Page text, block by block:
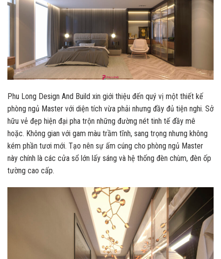
Phu Long Design And Build xin giới thiệu đến quý vị một thiết kế
phòng ngủ Master với diện tích vừa phải nhưng đầy đủ tiện nghi. Sở
hữu vẻ đẹp hiện đại pha trộn những đường nét tinh tế đầy mê
hoặc. Không gian với gam màu trầm tĩnh, sang trọng nhưng không
kém phần tươi mới. Tạo nên sự ấm cúng cho phòng ngủ Master
này chính là các cửa sổ lớn lấy sáng và hệ thống đèn chùm, đèn ốp
tường cao cấp.